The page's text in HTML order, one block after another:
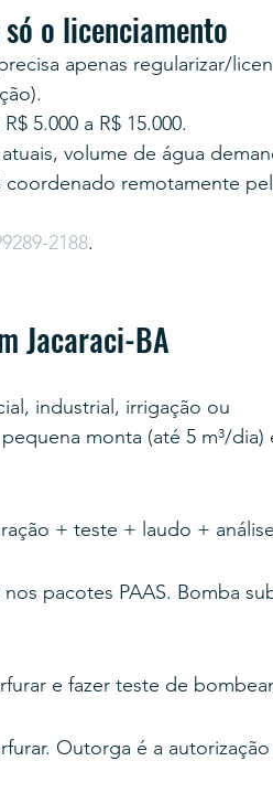
o licenciamento
apenas regularizar/
R$ 5.000 a R$ 15.000.
volume de água
coordenado remotamente
2188.
Jacaraci-BA
industrial, irrigação ou
monta (até 5 m³/dia)
+ teste + laudo +
pacotes PAAS. Bomba
e fazer teste de
Outorga é a